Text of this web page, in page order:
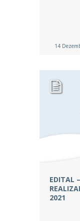
14
EDITAL
2021